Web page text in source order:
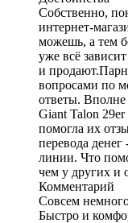
Собственно,
интернет-
можешь, а тем
уже всё
и
вопросами по
ответы.
Giant Talon
помогла их
перевода
линии. Что
чем у других и
Комментарий
Совсем
Быстро и